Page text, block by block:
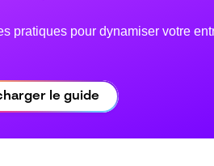
pratiques pour dynamiser votre
le guide